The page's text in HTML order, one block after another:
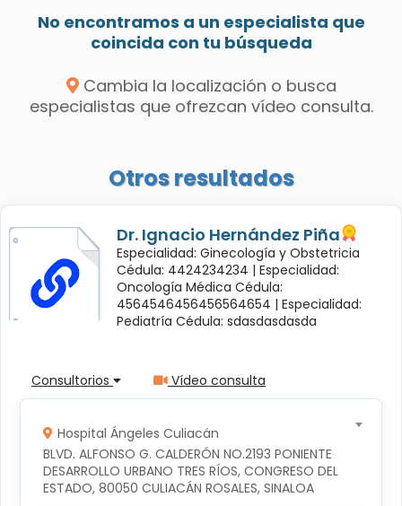
No encontramos a un especialista que
coincida con tu búsqueda
Cambia la localización o busca
especialistas que ofrezcan vídeo consulta.
Otros resultados
Dr. Ignacio Hernández Piña
Especialidad: Ginecología y Obstetricia
Cédula: 4424234234 | Especialidad:
Oncología Médica Cédula:
4564546456456564654 | Especialidad:
Pediatría Cédula: sdasdasdasda
Consultorios Vídeo consulta
Hospital Ángeles Culiacán
BLVD. ALFONSO G. CALDERÓN NO.2193 PONIENTE
DESARROLLO URBANO TRES RÍOS, CONGRESO DEL
ESTADO, 80050 CULIACÁN ROSALES, SINALOA